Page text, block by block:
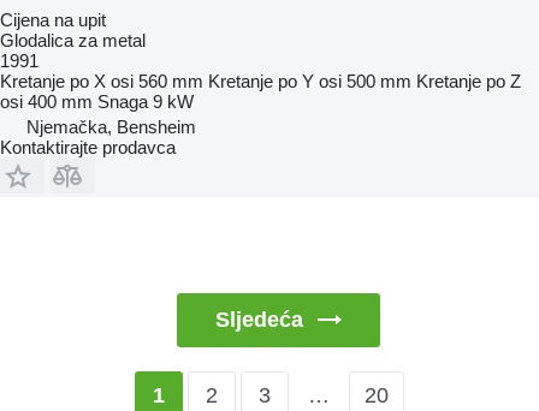
Cijena na upit
Glodalica za metal
1991
Kretanje po X osi 560 mm Kretanje po Y osi 500 mm Kretanje po Z
osi 400 mm Snaga 9 kW
Njemačka, Bensheim
Kontaktirajte prodavca
Sljedeća
1 2 3 … 20